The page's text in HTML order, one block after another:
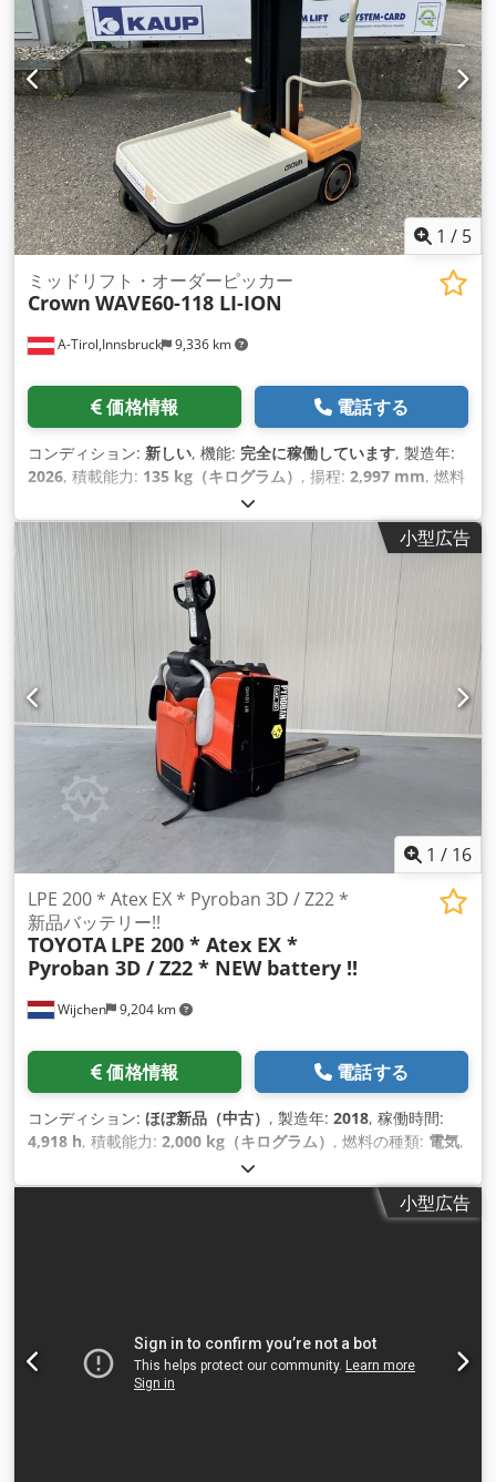
1 / 5
A-Tirol,Innsbruck 9,336 km
ミッドリフト・オーダーピッカー
Crown WAVE60-118 LI-ION
価格情報 電話する
コンディション: 新しい, 機能: 完全に稼働しています, 製造年:
2026, 積載能力: 135 kg（キログラム） , 揚程: 2,997 mm, 燃料
テレスコピック
駆動方式:Elektro,
小型広告
1 / 16
Wijchen 9,204 km
LPE 200 * Atex EX * Pyroban 3D / Z22 *
新品バッテリー!!
TOYOTA LPE 200 * Atex EX *
Pyroban 3D / Z22 * NEW battery !!
価格情報 電話する
コンディション: ほぼ新品（中古） , 製造年: 2018, 稼働時間:
4,918 h, 積載能力: 2,000 kg（キログラム） , 燃料の種類: 電気,
小型広告